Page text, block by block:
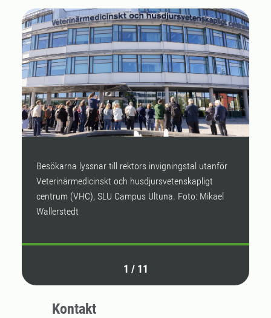
Besökarna lyssnar till rektors invigningstal utanför
Veterinärmedicinskt och husdjursvetenskapligt
centrum (VHC), SLU Campus Ultuna. Foto: Mikael
Wallerstedt
1 / 11
Kontakt